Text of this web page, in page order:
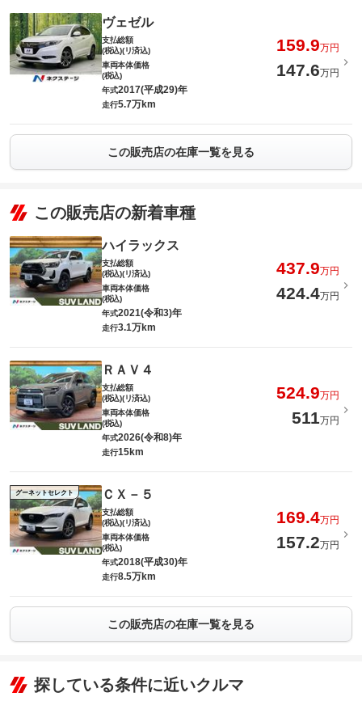
ヴェゼル
支払総額
(税込)(リ済込)
159.9万円
車両本体価格
(税込)
147.6万円
年式2017(平成29)年
走行5.7万km
この販売店の在庫一覧を見る
この販売店の新着車種
ハイラックス
支払総額
(税込)(リ済込)
437.9万円
車両本体価格
(税込)
424.4万円
年式2021(令和3)年
走行3.1万km
ＲＡＶ４
支払総額
(税込)(リ済込)
524.9万円
車両本体価格
(税込)
511万円
年式2026(令和8)年
走行15km
グーネットセレクト ＣＸ－５
支払総額
(税込)(リ済込)
169.4万円
車両本体価格
(税込)
157.2万円
年式2018(平成30)年
走行8.5万km
この販売店の在庫一覧を見る
探している条件に近いクルマ